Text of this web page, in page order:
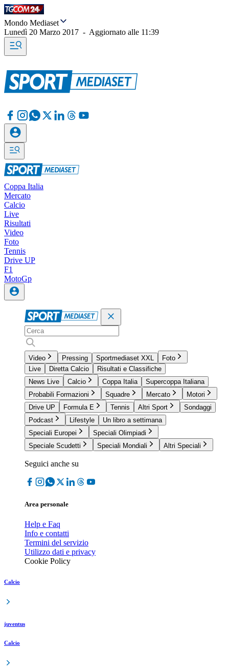
Mondo Mediaset
Lunedì 20 Marzo 2017 - Aggiornato alle 11:39
Coppa Italia
Mercato
Calcio
Live
Risultati
Video
Foto
Tennis
Drive UP
F1
MotoGp
Video Pressing Sportmediaset XXL
Foto
Live
Diretta Calcio
Risultati e Classifiche
News Live
Calcio Coppa Italia
Supercoppa Italiana
Probabili Formazioni
Squadre Mercato
Motori
Drive UP
Formula E Tennis Altri Sport
Sondaggi
Podcast
Lifestyle
Un libro a settimana
Speciali Europei
Speciali Olimpiadi
Speciale Scudetti
Speciali Mondiali Altri Speciali
Seguici anche su
Area personale
Help e Faq
Info e contatti
Termini del servizio
Utilizzo dati e privacy
Cookie Policy
Calcio
juventus
Calcio